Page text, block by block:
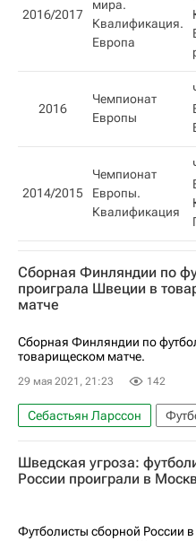
2016/2017
мира.
Квалификация.
Европа
2016
Чемпионат
Европы
2014/2015
Чемпионат
Европы.
Квалификация​
Сборная Финляндии по
проиграла Швеции в
матче
Сборная Финляндии по
товарищеском матче.
29 мая 2021, 21:23 142
Себастьян Ларссон
Финляндия
Робин
Шведская угроза:
России проиграли в
Футболисты сборной России